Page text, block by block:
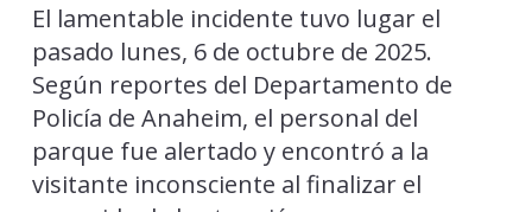
El lamentable incidente tuvo lugar el
pasado lunes, 6 de octubre de 2025.
Según reportes del Departamento de
Policía de Anaheim, el personal del
parque fue alertado y encontró a la
visitante inconsciente al finalizar el